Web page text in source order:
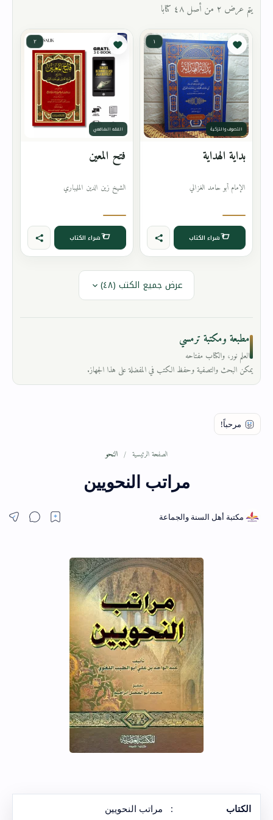
يتم عرض ٢ من أصل ٤٨ كتابا
١
التصوف والتزكية
بداية الهداية
الإمام أبو حامد الغزالي
شراء الكتاب
٢
الفقه الشافعي
فتح المعين
الشيخ زين الدين المليباري
شراء الكتاب
عرض جميع الكتب (٤٨)
مطبعة ومكتبة ترمسي
العلم نور، والكتاب مفتاحه
يمكن البحث والتصفية وحفظ الكتب في المفضلة على هذا الجهاز.
الصفحة الرئيسية النحو
مراتب النحويين
الكتاب : مراتب النحويين